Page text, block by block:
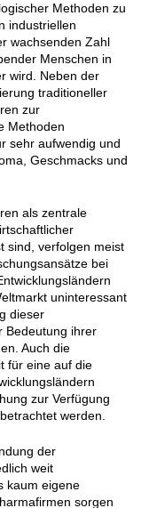
Methoden zu
industriellen
wachsenden Zahl
Menschen in
wird. Neben der
traditioneller
zur
Methoden
sehr aufwendig und
Geschmacks und
als zentrale
sind, verfolgen meist
bei
uninteressant
dieser
Bedeutung ihrer
Auch die
für eine auf die
zur Verfügung
werden.
der
weit
kaum eigene
sorgen